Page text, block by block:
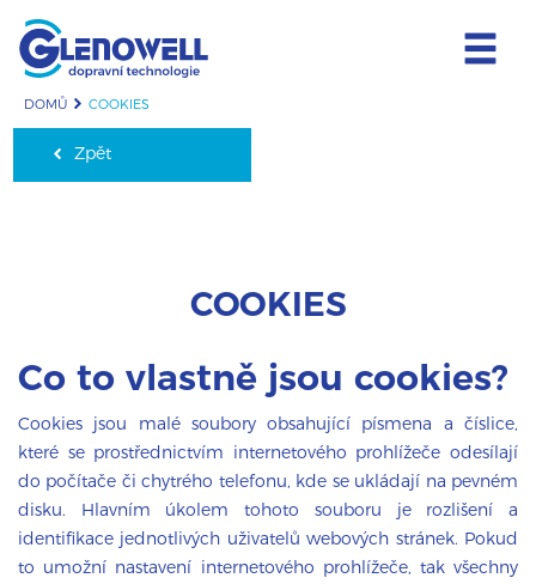
DOMŮ COOKIES
Zpět
COOKIES
Co to vlastně jsou cookies?
Cookies jsou malé soubory obsahující písmena a číslice,
které se prostřednictvím internetového prohlížeče odesílají
do počítače či chytrého telefonu, kde se ukládají na pevném
disku. Hlavním úkolem tohoto souboru je rozlišení a
identifikace jednotlivých uživatelů webových stránek. Pokud
to umožní nastavení internetového prohlížeče, tak všechny